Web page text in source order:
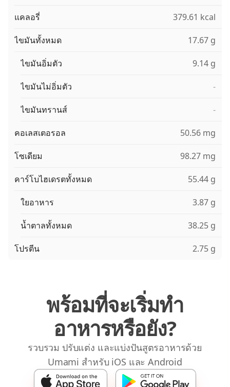
แคลอรี่ 379.61 kcal
ไขมันทั้งหมด 17.67 g
ไขมันอิ่มตัว 9.14 g
ไขมันไม่อิ่มตัว -
ไขมันทรานส์ -
คอเลสเตอรอล 50.56 mg
โซเดียม 98.27 mg
คาร์โบไฮเดรตทั้งหมด 55.44 g
ใยอาหาร 3.87 g
น้ำตาลทั้งหมด 38.25 g
โปรตีน 2.75 g
พร้อมที่จะเริ่มทำ
อาหารหรือยัง?
รวบรวม ปรับแต่ง และแบ่งปันสูตรอาหารด้วย
Umami สำหรับ iOS และ Android